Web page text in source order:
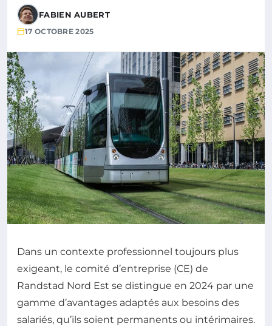
FABIEN AUBERT
17 OCTOBRE 2025
Dans un contexte professionnel toujours plus
exigeant, le comité d’entreprise (CE) de
Randstad Nord Est se distingue en 2024 par une
gamme d’avantages adaptés aux besoins des
salariés, qu’ils soient permanents ou intérimaires.